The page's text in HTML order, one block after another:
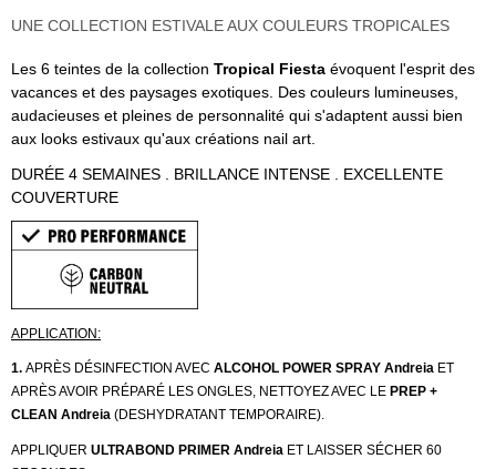
UNE COLLECTION ESTIVALE AUX COULEURS TROPICALES
Les 6 teintes de la collection Tropical Fiesta évoquent l'esprit des
vacances et des paysages exotiques. Des couleurs lumineuses,
audacieuses et pleines de personnalité qui s'adaptent aussi bien
aux looks estivaux qu'aux créations nail art.
DURÉE 4 SEMAINES . BRILLANCE INTENSE . EXCELLENTE
COUVERTURE
APPLICATION:
1. APRÈS DÉSINFECTION AVEC ALCOHOL POWER SPRAY Andreia ET
APRÈS AVOIR PRÉPARÉ LES ONGLES, NETTOYEZ AVEC LE PREP +
CLEAN Andreia (DESHYDRATANT TEMPORAIRE).
APPLIQUER ULTRABOND PRIMER Andreia ET LAISSER SÉCHER 60